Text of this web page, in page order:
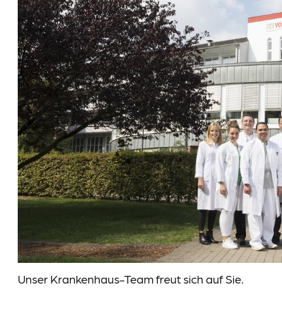
Unser Krankenhaus-Team freut sich auf Sie.